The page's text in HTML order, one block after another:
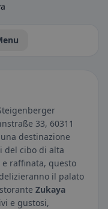
33, 60311
destinazione
del cibo di alta
raffinata, questo
il palato
Zukaya
e gustosi,